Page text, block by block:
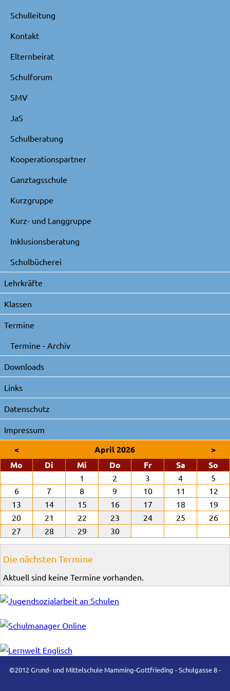
Schulleitung
Kontakt
Elternbeirat
Schulforum
SMV
JaS
Schulberatung
Kooperationspartner
Ganztagsschule
Kurzgruppe
Kurz- und Langgruppe
Inklusionsberatung
Schulbücherei
Lehrkräfte
Klassen
Termine
Termine - Archiv
Downloads
Links
Datenschutz
Impressum
< April 2026
>
Mo
Di enstagMi ttwochDonnerstag
Freitag SamstagSo
1 2 3 4
5
6
7 8 9 10 11
12
13
14 15 16 17 18
19
20
21 22 23 24 25
26
27
28 29 30
Die nächsten Termine
Aktuell sind keine Termine vorhanden.
©2012 Grund- und Mittelschule Mamming-Gottfrieding - Schulgasse 8 -